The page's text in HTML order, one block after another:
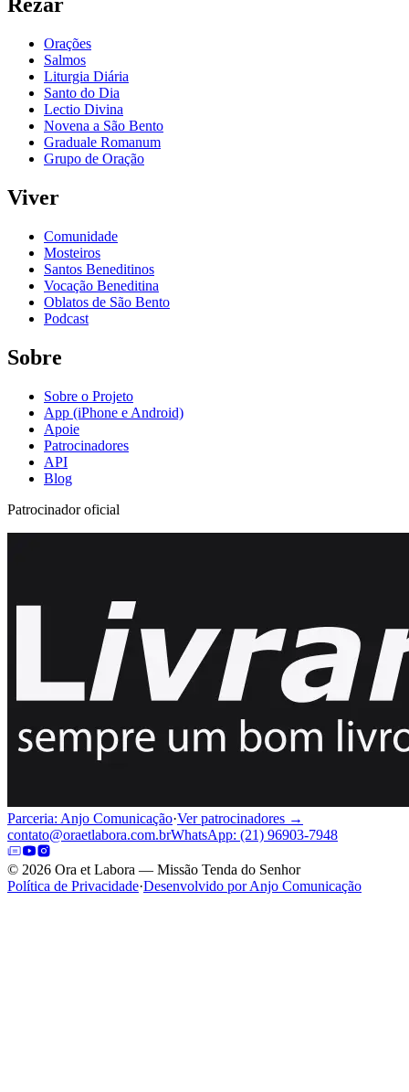
Rezar
Orações
Salmos
Liturgia Diária
Santo do Dia
Lectio Divina
Novena a São Bento
Graduale Romanum
Grupo de Oração
Viver
Comunidade
Mosteiros
Santos Beneditinos
Vocação Beneditina
Oblatos de São Bento
Podcast
Sobre
Sobre o Projeto
App (iPhone e Android)
Apoie
Patrocinadores
API
Blog
Patrocinador oficial
Parceria: Anjo Comunicação·Ver patrocinadores →
contato@oraetlabora.com.brWhatsApp: (21) 96903-7948
© 2026 Ora et Labora — Missão Tenda do Senhor
Política de Privacidade·Desenvolvido por Anjo Comunicação